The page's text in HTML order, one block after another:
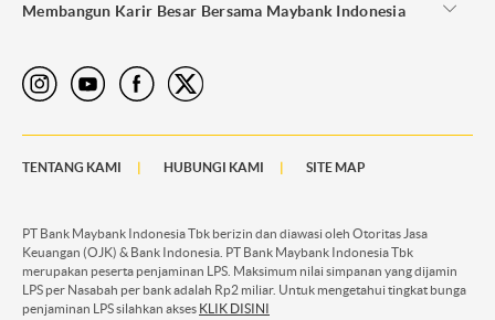
Membangun Karir Besar Bersama Maybank Indonesia
TENTANG KAMI HUBUNGI KAMI SITE MAP
PT Bank Maybank Indonesia Tbk berizin dan diawasi oleh Otoritas Jasa
Keuangan (OJK) & Bank Indonesia. PT Bank Maybank Indonesia Tbk
merupakan peserta penjaminan LPS. Maksimum nilai simpanan yang dijamin
LPS per Nasabah per bank adalah Rp2 miliar. Untuk mengetahui tingkat bunga
penjaminan LPS silahkan akses KLIK DISINI